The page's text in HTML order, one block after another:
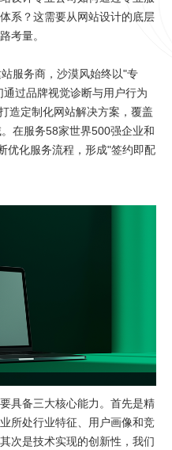
系？这需要从网站设计的底层
考量。
服务商，沙漠风始终以"专
过品牌视觉诊断与用户行为
造定制化网站解决方案，覆盖
在服务58家世界500强企业和
优化服务流程，形成"签约即配
具备三大核心能力。首先是精
所处行业特征、用户画像和竞
次是技术实现的创新性，我们